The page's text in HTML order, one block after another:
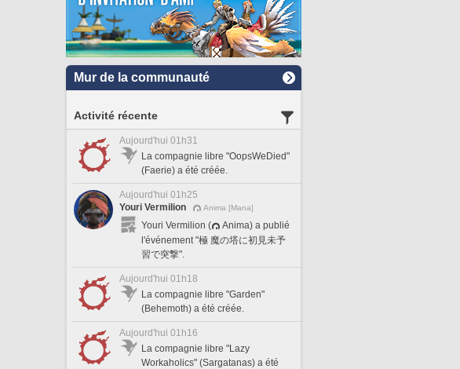
Mur de la communauté
Activité récente
Aujourd'hui 01h31
La compagnie libre "OopsWeDied"
(Faerie) a été créée.
Aujourd'hui 01h25
Youri Vermilion
Anima [Mana]
Youri Vermilion (
Anima) a publié
l'événement "極 魔の塔に初見未予
習で突撃".
Aujourd'hui 01h18
La compagnie libre "Garden"
(Behemoth) a été créée.
Aujourd'hui 01h16
La compagnie libre "Lazy
Workaholics" (Sargatanas) a été